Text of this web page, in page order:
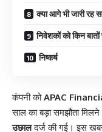
क्या आगे भी जारी रह
निवेशकों को किन
निष्कर्ष
कंपनी कोAPAC
साल का बड़ा समझौता
उछालदर्ज की गई। इस